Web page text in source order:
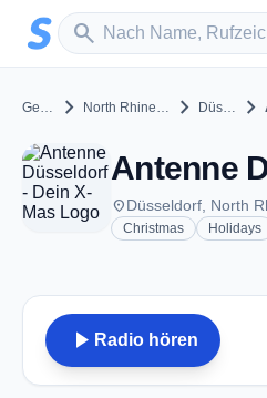
Zum Hauptinhalt springen
search
Sender suchen
Germany chevron_right North Rhine-Westphalia chevron_right Düsseldorf chevron_right
placeDüsseldorf, North
Christmas Holidays
play_arrow Radio hören